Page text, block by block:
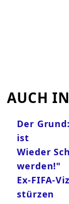
AUCH
Der
ist
Wieder
werden!"
Ex-FIFA-
stürzen